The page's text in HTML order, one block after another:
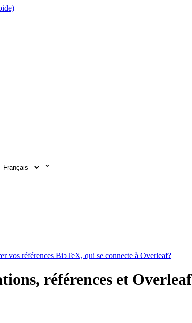
vos références BibTeX, qui se connecte à Overleaf?
références et Overleaf